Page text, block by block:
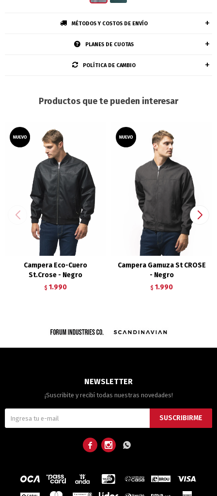
MÉTODOS Y COSTOS DE ENVÍO
PLANES DE CUOTAS
POLÍTICA DE CAMBIO
Productos que te pueden interesar
Campera Eco-Cuero
St.Crose - Negro
$ 1.990
Campera Gamuza St CROSE
- Negro
$ 1.990
NEWSLETTER
¡Suscribite y recibí todas nuestras novedades!
SUSCRIBIRME
  